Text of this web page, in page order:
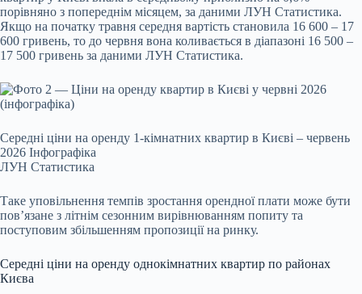
порівняно з попереднім місяцем, за даними ЛУН Статистика.
Якщо на початку травня середня вартість становила 16 600 – 17
600 гривень, то до червня вона коливається в діапазоні 16 500 –
17 500 гривень за даними ЛУН Статистика.
Середні ціни на оренду 1-кімнатних квартир в Києві – червень
2026 Інфографіка
ЛУН Статистика
Таке уповільнення темпів зростання орендної плати може бути
пов’язане з літнім сезонним вирівнюванням попиту та
поступовим збільшенням пропозиції на ринку.
Середні ціни на оренду однокімнатних квартир по районах
Києва